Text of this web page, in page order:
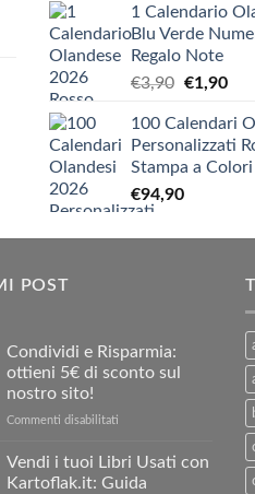
da
1 Calendario
Blu Verde
Regalo Note
€3,90 Il
originale
era:
€3,90.
€1,90Il
è:
100 Calendari
Personalizzati
Stampa a
€94,90
POST
Condividi e Risparmia:
ottieni 5€ di sconto sul
nostro sito!
Commenti disabilitati
e
Risparmia:
Vendi i tuoi Libri Usati con
Kartoflak.it: Guida